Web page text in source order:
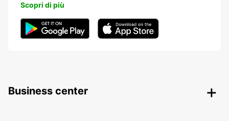
Scopri di più
Business center